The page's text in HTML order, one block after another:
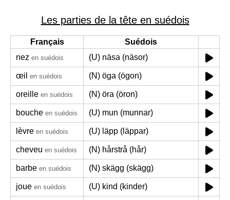
Les parties de la tête en suédois
Français
Suédois
nez en suédois (U) näsa (näsor)
œil en suédois (N) öga (ögon)
oreille en suédois (N) öra (öron)
bouche en suédois (U) mun (munnar)
lèvre en suédois (U) läpp (läppar)
cheveu en suédois (N) hårstrå (hår)
barbe en suédois (N) skägg (skägg)
joue en suédois (U) kind (kinder)